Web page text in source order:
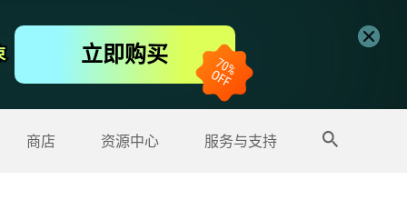
立即购买
商店 资源中心 服务与支持
更多产品